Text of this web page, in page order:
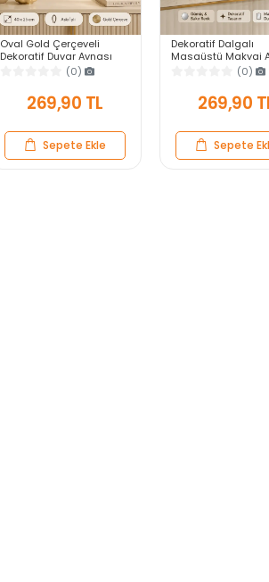
Oval Gold Çerçeveli
Dekoratif Duvar Aynası
40x25 Askılı Modern
Salon Antre Banyo Yatak
Odası Aynası
(0)
269,90 TL
Sepete Ekle
Dekoratif Dalgalı
Masaüstü Makyaj
Gümüş Bakır
Modern Yakın
(0)
269,90
Sepete